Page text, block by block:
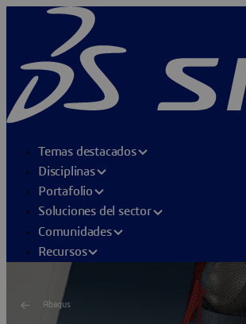
Temas destacados
Disciplinas
Portafolio
Soluciones del sector
Comunidades
Recursos
Abaqus